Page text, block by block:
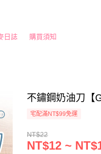
日誌 購買須知
不鏽鋼奶油刀【
宅配滿NT$99免運
NT$22
NT$12 ~